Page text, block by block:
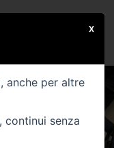
anche per altre
continui senza
X